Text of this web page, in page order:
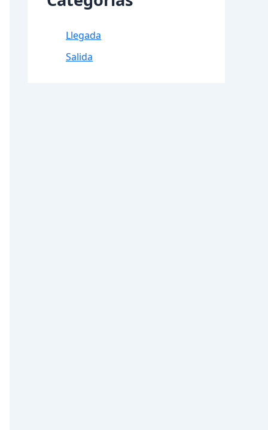
Llegada
Salida